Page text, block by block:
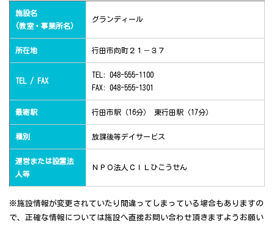
施設名
(教室・事業所名)
グランディール
所在地 行田市向町２１－３７
TEL / FAX
TEL: 048-555-1100
FAX: 048-555-1301
最寄駅 行田市駅（16分） 東行田駅（17分）
種別 放課後等デイサービス
運営または設置法
人等
ＮＰＯ法人ＣＩＬひこうせん
※施設情報が変更されていたり間違ってしまっている場合もありますの
で、正確な情報については施設へ直接お問い合わせ頂きますようお願い